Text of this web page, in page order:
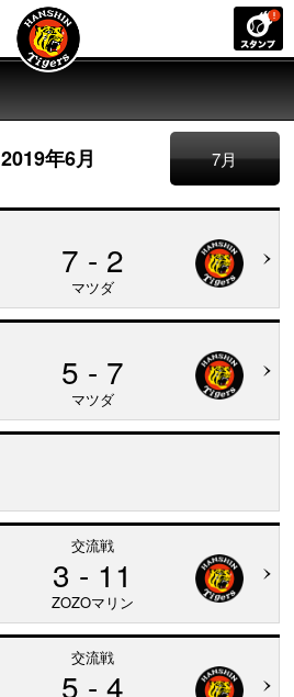
2019年6月 7月
7 - 2
マツダ
5 - 7
マツダ
交流戦
3 - 11
ZOZOマリン
交流戦
5 - 4